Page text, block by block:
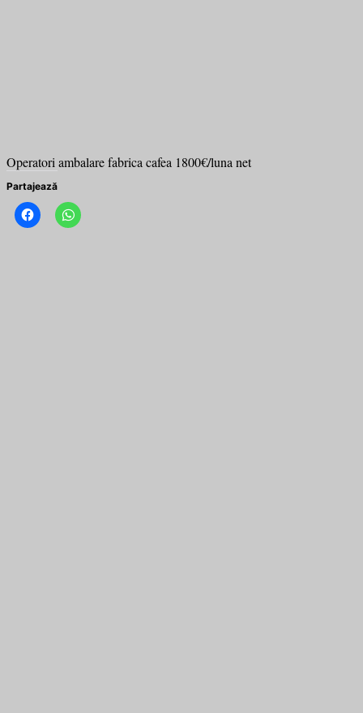
Operatori ambalare fabrica cafea 1800€/luna net
Partajează